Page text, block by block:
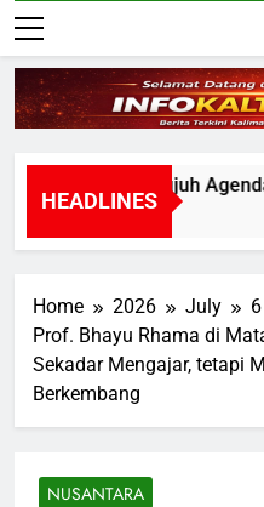
HEADLINES
UPR Titip Tujuh Agenda
Home 2026 July
6
Prof. Bhayu Rhama di
Sekadar Mengajar, tetapi
Berkembang
NUSANTARA